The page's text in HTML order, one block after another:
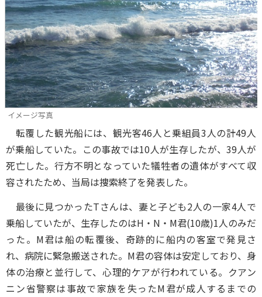
イメージ写真
転覆した観光船には、観光客46人と乗組員3人の計49人
が乗船していた。この事故では10人が生存したが、39人が
死亡した。行方不明となっていた犠牲者の遺体がすべて収
容されたため、当局は捜索終了を発表した。
最後に見つかったTさんは、妻と子ども2人の一家4人で
乗船していたが、生存したのはH・N・M君(10歳)1人のみだ
った。M君は船の転覆後、奇跡的に船内の客室で発見さ
れ、病院に緊急搬送された。M君の容体は安定しており、身
体の治療と並行して、心理的ケアが行われている。クアン
ニン省警察は事故で家族を失ったM君が成人するまでの